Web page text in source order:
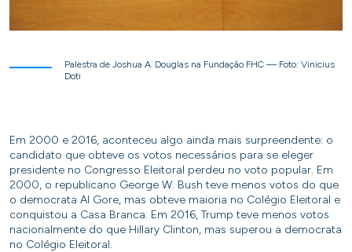
Palestra de Joshua A. Douglas na Fundação FHC — Foto: Vinicius
Doti
Em 2000 e 2016, aconteceu algo ainda mais surpreendente: o
candidato que obteve os votos necessários para se eleger
presidente no Congresso Eleitoral perdeu no voto popular. Em
2000, o republicano George W. Bush teve menos votos do que
o democrata Al Gore, mas obteve maioria no Colégio Eleitoral e
conquistou a Casa Branca. Em 2016, Trump teve menos votos
nacionalmente do que Hillary Clinton, mas superou a democrata
no Colégio Eleitoral.